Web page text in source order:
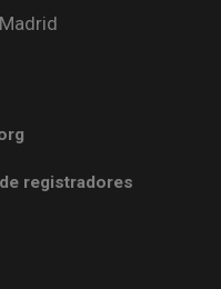
registradores
(abre en ventana nueva)